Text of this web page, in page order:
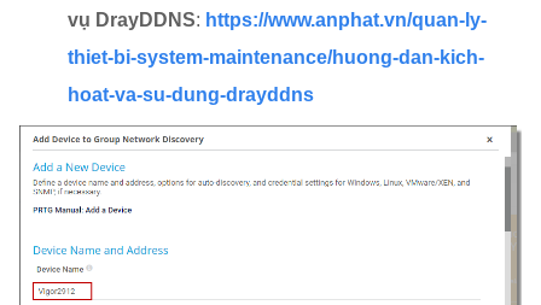
vụ DrayDDNS: https://www.anphat.vn/quan-ly-
thiet-bi-system-maintenance/huong-dan-kich-
hoat-va-su-dung-drayddns